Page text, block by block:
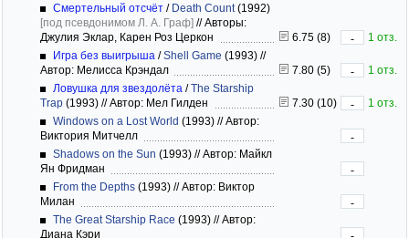
Смертельный отсчёт / Death Count(1992)
[под псевдонимом Л. А. Граф] //Авторы:
Джулия Эклар, Карен Роз Церкон
6.75 (8) -
1 отз.
Игра без выигрыша /Shell Game (1993) //
Автор: Мелисса Крэндал
7.80 (5) -
1 отз.
Ловушка для звездолёта /The Starship
Trap (1993) //Автор: Мел Гилден 7.30 (10) -
1 отз.
Windows on a Lost World (1993) //Автор:
Виктория Митчелл
-
Shadows on the Sun (1993) //Автор: Майкл
Ян Фридман
-
From the Depths (1993) //Автор: Виктор
Милан
-
The Great Starship Race (1993) //Автор:
Диана Кэри
-